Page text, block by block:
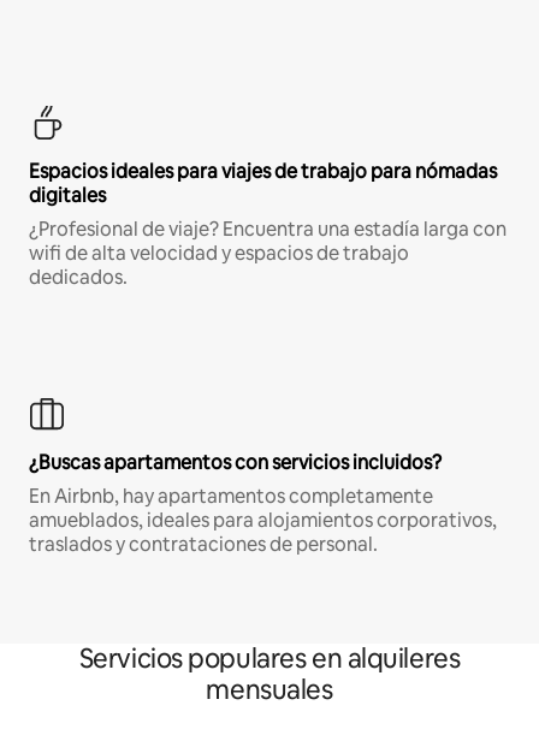
Espacios ideales para viajes de trabajo para nómadas
digitales
¿Profesional de viaje? Encuentra una estadía larga con
wifi de alta velocidad y espacios de trabajo
dedicados.
¿Buscas apartamentos con servicios incluidos?
En Airbnb, hay apartamentos completamente
amueblados, ideales para alojamientos corporativos,
traslados y contrataciones de personal.
Servicios populares en alquileres
mensuales